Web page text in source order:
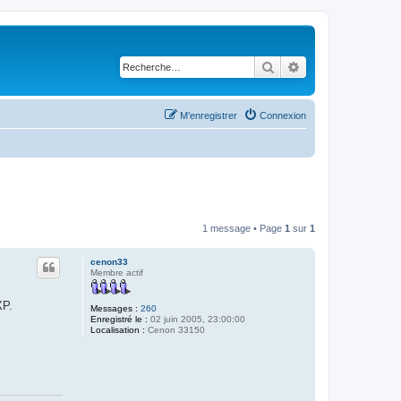
Rechercher
Connexion
M’enregistrer
1 message • Page 1 sur 1
cenon33
Membre actif
Messages : 260
Enregistré le : 02 juin 2005, 23:00:00
Localisation : Cenon 33150